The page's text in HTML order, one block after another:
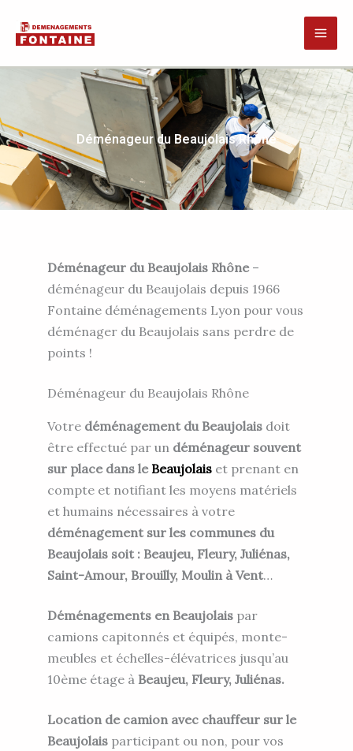
Déménageur du Beaujolais Rhône
Déménageur du Beaujolais Rhône–
déménageur du Beaujolais depuis 1966
Fontaine déménagements Lyon pour vous
déménager du Beaujolais sans perdre de
points !
Déménageur du Beaujolais Rhône
Votre déménagement du Beaujolais doit
être effectué par un déménageur souvent
sur place dans le Beaujolais et prenant en
compte et notifiant les moyens matériels
et humains nécessaires à votre
déménagement sur les communes du
Beaujolais soit : Beaujeu, Fleury, Juliénas,
Saint-Amour, Brouilly, Moulin à Vent…
Déménagements en Beaujolais par
camions capitonnés et équipés, monte-
meubles et échelles-élévatrices jusqu’au
10ème étage à Beaujeu, Fleury, Juliénas.
Location de camion avec chauffeur sur le
Beaujolais participant ou non, pour vos